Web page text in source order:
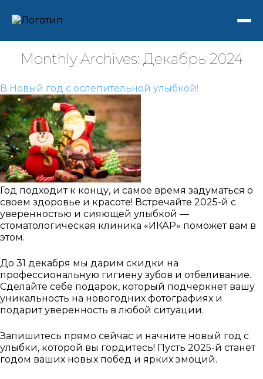
Monthly Archives: Декабрь 2024
В Новый год с ослепительной улыбкой!
Год подходит к концу, и самое время задуматься о
своем здоровье и красоте! Встречайте 2025-й с
уверенностью и сияющей улыбкой —
стоматологическая клиника «ИКАР» поможет вам в
этом.
До 31 декабря мы дарим скидки на
профессиональную гигиену зубов и отбеливание.
Сделайте себе подарок, который подчеркнет вашу
уникальность на новогодних фотографиях и
подарит уверенность в любой ситуации.
Запишитесь прямо сейчас и начните новый год с
улыбки, которой вы гордитесь! Пусть 2025-й станет
годом ваших новых побед и ярких эмоций.